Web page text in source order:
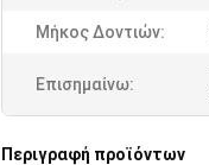
Μήκος Δοντιών:
Επισημαίνω:
Περιγραφή προϊόντων